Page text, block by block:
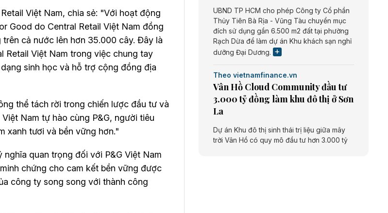
Việt Nam, chia sẻ: "Với hoạt động
Good do Central Retail Việt Nam đồng
cả nước lên hơn 35.000 cây. Đây là
Retail Việt Nam trong việc chung tay
sinh học và hỗ trợ cộng đồng địa
thể tách rời trong chiến lược đầu tư và
Nam tự hào cùng P&G, người tiêu
xanh tươi và bền vững hơn."
quan trọng đối với P&G Việt Nam
chứng cho cam kết bền vững được
công ty song song với thành công
UBND TP HCM cho phép Công ty Cổ phần
Thủy Tiên Bà Rịa - Vũng Tàu chuyển mục
đích sử dụng gần 6.500 m2 đất tại phường
Rạch Dừa để làm dự án Khu khách sạn nghỉ
dưỡng Đại Dương.
Theo vietnamfinance.vn
Vân Hồ Cloud Community đầu tư
3.000 tỷ đồng làm khu đô thị ở Sơn
La
Dự án Khu đô thị sinh thái trị liệu giữa mây
trời Vân Hồ có quy mô đầu tư hơn 3.000 tỷ